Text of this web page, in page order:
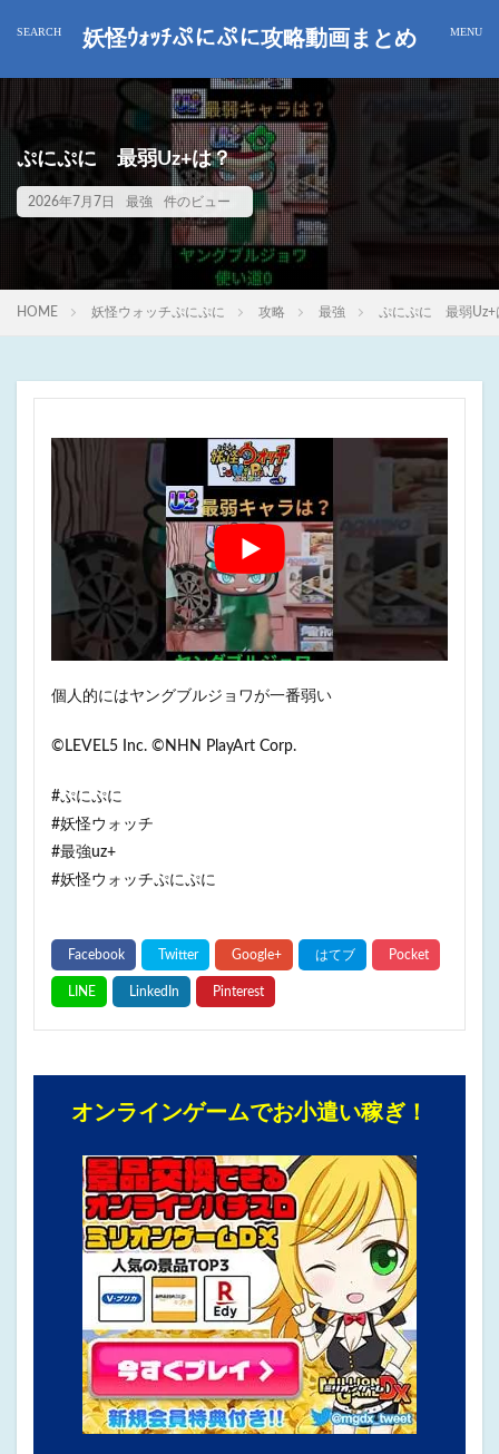
妖怪ｳｫｯﾁぷにぷに攻略動画まとめ
ぷにぷに 最弱Uz+は？
2026年7月7日 最強 件のビュー
HOME 妖怪ウォッチぷにぷに 攻略 最強 ぷにぷに 最弱Uz+
個人的にはヤングブルジョワが一番弱い
©LEVEL5 Inc. ©NHN PlayArt Corp.
#ぷにぷに​
#妖怪ウォッチ​
#最強uz​+
#妖怪ウォッチぷにぷに​
オンラインゲームでお小遣い稼ぎ！